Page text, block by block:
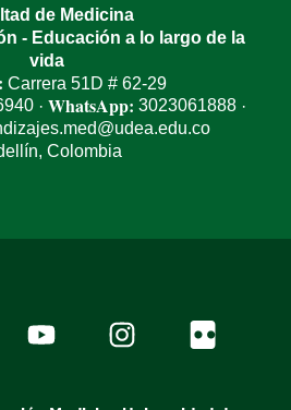
de Medicina
- Educación a lo largo de la
vida
Carrera 51D # 62-29
· WhatsApp: 3023061888·
Colombia